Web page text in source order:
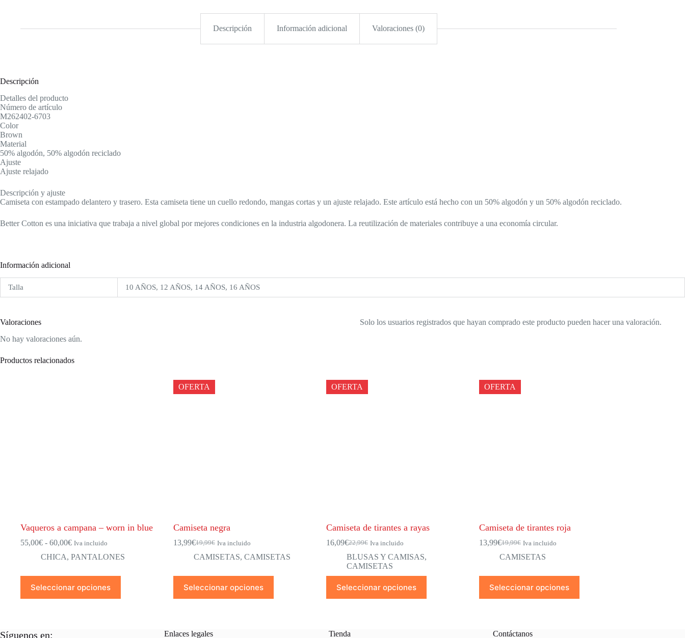
Descripción Información adicional Valoraciones (0)
Descripción
Detalles del producto
Número de artículo
M262402-6703
Color
Brown
Material
50% algodón, 50% algodón reciclado
Ajuste
Ajuste relajado
Descripción y ajuste
Camiseta con estampado delantero y trasero. Esta camiseta tiene un cuello redondo, mangas cortas y un ajuste relajado. Este artículo está hecho con un 50% algodón y un 50% algodón reciclado.
Better Cotton es una iniciativa que trabaja a nivel global por mejores condiciones en la industria algodonera. La reutilización de materiales contribuye a una economía circular.
Información adicional
Talla 10 AÑOS, 12 AÑOS, 14 AÑOS, 16 AÑOS
Valoraciones
No hay valoraciones aún.
Solo los usuarios registrados que hayan comprado este producto pueden hacer una valoración.
Productos relacionados
Vaqueros a campana – worn in blue
55,00€ - 60,00€Rango
precios:
55,00€
hasta
60,00€
Iva incluido
CHICA, PANTALONES
Seleccionar opciones
producto
tiene
opciones
OFERTA
Camiseta negra
19,99€
El
precio
era:
19,99€.
13,99€El
precio
es:
13,99€.
Iva incluido
CAMISETAS, CAMISETAS
Seleccionar opciones
producto
tiene
opciones
OFERTA
Camiseta de tirantes a rayas
22,99€
El
precio
original
era:
22,99€.
16,09€El
precio
actual
es:
16,09€.
Iva incluido
BLUSAS Y CAMISAS,
CAMISETAS
Seleccionar opciones
producto
tiene
opciones
OFERTA
Camiseta de tirantes roja
19,99€
El
precio
era:
19,99€.
13,99€El
precio
es:
13,99€.
Iva incluido
CAMISETAS
Seleccionar opciones
producto
tiene
opciones
Síguenos en: Enlaces legales Tienda Contáctanos